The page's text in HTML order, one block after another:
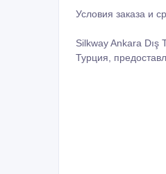
Условия заказа и
Silkway Ankara
Турция,